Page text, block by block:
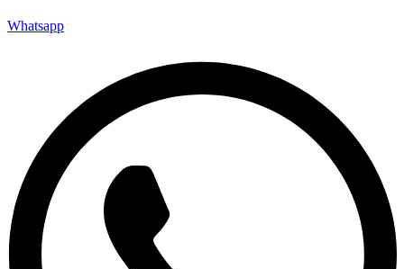
Whatsapp